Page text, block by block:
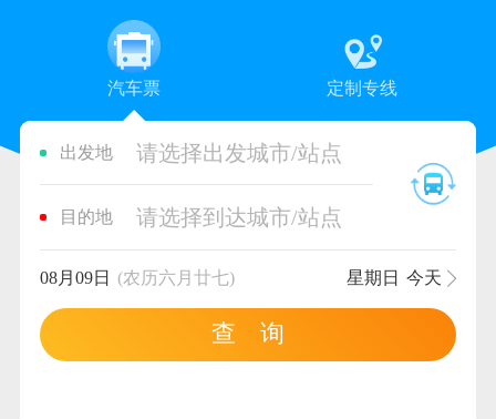
汽车票 定制专线
出发地 请选择出发城市/站点
目的地 请选择到达城市/站点
08月09日 (农历六月廿七) 星期日 今天
查 询